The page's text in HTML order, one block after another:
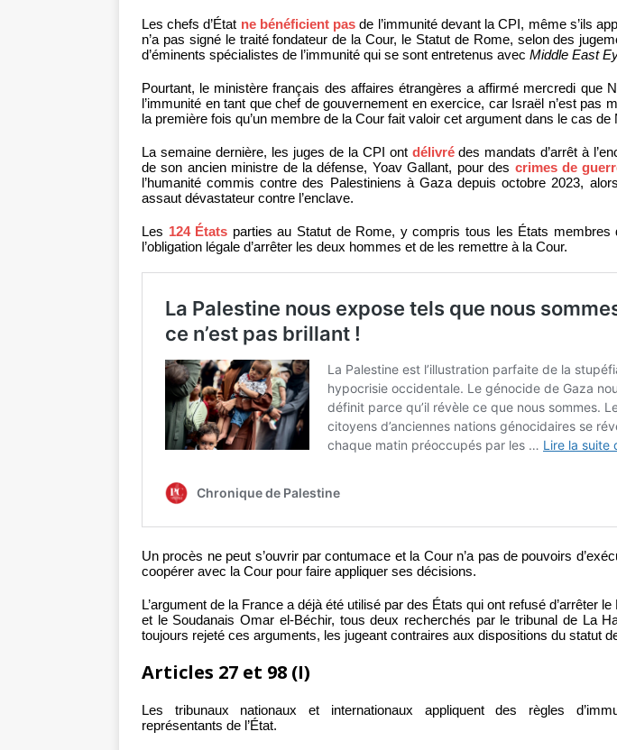
Les chefs d’État ne bénéficient pas de l’immunité devant la CPI, même s’ils
n’a pas signé le traité fondateur de la Cour, le Statut de Rome, selon des
d’éminents spécialistes de l’immunité qui se sont entretenus avec Middle East
Pourtant, le ministère français des affaires étrangères a affirmé mercredi que
l’immunité en tant que chef de gouvernement en exercice, car Israël n’est pas
la première fois qu’un membre de la Cour fait valoir cet argument dans le cas de
La semaine dernière, les juges de la CPI ont délivrédes mandats d’arrêt à
de son ancien ministre de la défense, Yoav Gallant, pour des crimes de
l’humanité commis contre des Palestiniens à Gaza depuis octobre 2023,
assaut dévastateur contre l’enclave.
Les 124 États parties au Statut de Rome, y compris tous les États membres
l’obligation légale d’arrêter les deux hommes et de les remettre à la Cour.
Un procès ne peut s’ouvrir par contumace et la Cour n’a pas de pouvoirs
coopérer avec la Cour pour faire appliquer ses décisions.
L’argument de la France a déjà été utilisé par des États qui ont refusé d’arrêter
et le Soudanais Omar el-Béchir, tous deux recherchés par le tribunal de La
toujours rejeté ces arguments, les jugeant contraires aux dispositions du statut
Articles 27 et 98 (I)
Les tribunaux nationaux et internationaux appliquent des règles
représentants de l’État.